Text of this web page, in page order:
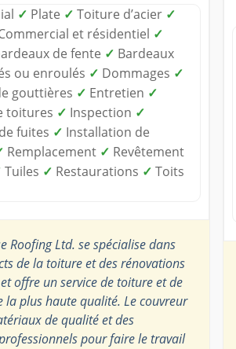
✓ Plate ✓ Toiture d’acier ✓
et résidentiel ✓
de fente ✓ Bardeaux
ou enroulés ✓ Dommages ✓
gouttières ✓ Entretien ✓
toitures ✓ Inspection ✓
fuites ✓ Installation de
Remplacement ✓ Revêtement
Tuiles ✓ Restaurations ✓ Toits
Roofing Ltd. se spécialise dans
de la toiture et des rénovations
offre un service de toiture et de
la plus haute qualité. Le couvreur
de qualité et des
pour faire le travail